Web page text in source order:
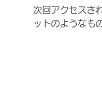
次回アクセスさ
ットのようなも